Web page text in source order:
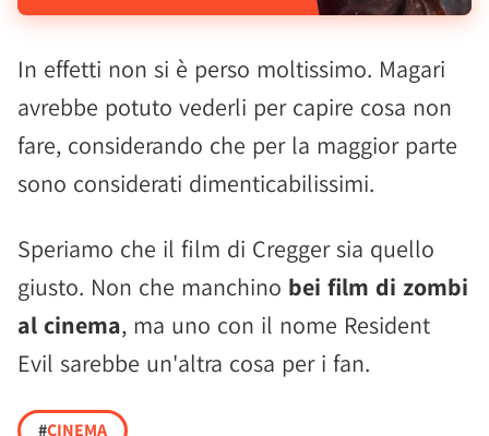
In effetti non si è perso moltissimo. Magari
avrebbe potuto vederli per capire cosa non
fare, considerando che per la maggior parte
sono considerati dimenticabilissimi.
Speriamo che il film di Cregger sia quello
giusto. Non che manchino bei film di zombi
al cinema, ma uno con il nome Resident
Evil sarebbe un'altra cosa per i fan.
#CINEMA